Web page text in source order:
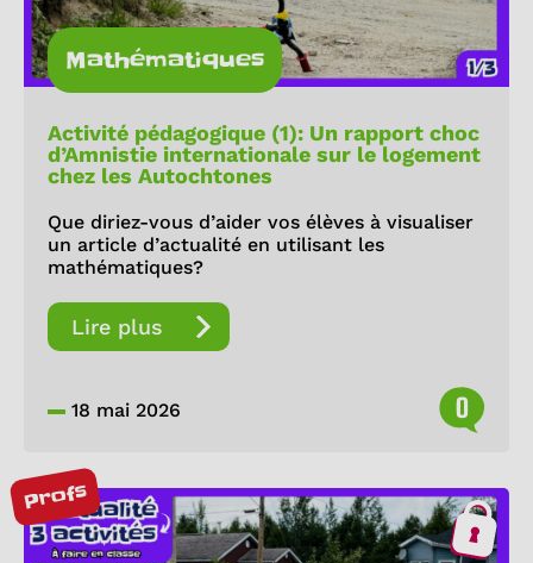
Mathématiques
Activité pédagogique (1): Un rapport choc
d’Amnistie internationale sur le logement
chez les Autochtones
Que diriez-vous d’aider vos élèves à visualiser
un article d’actualité en utilisant les
mathématiques?
Lire plus
18 mai 2026 0
Profs